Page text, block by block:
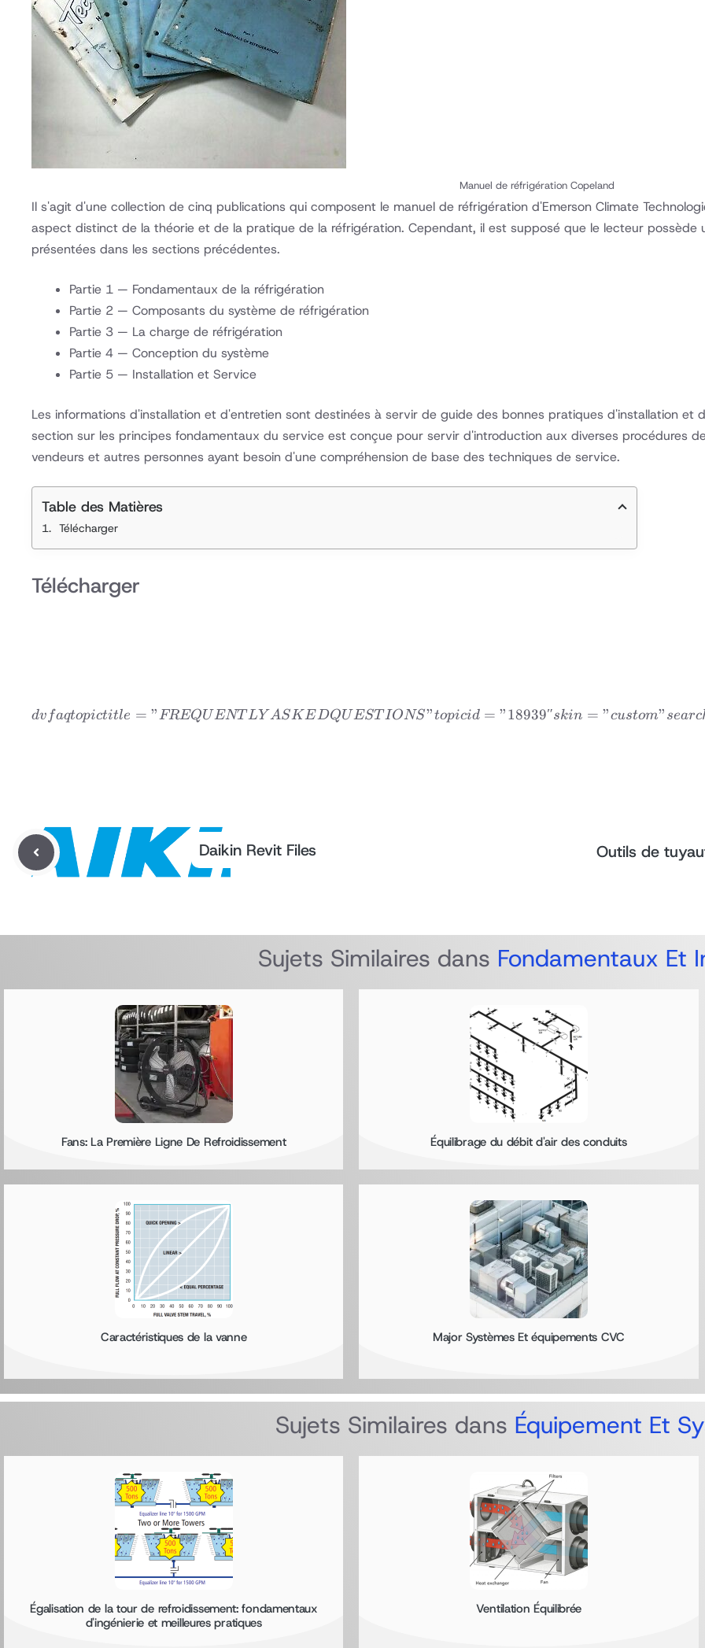
Manuel de réfrigération Copeland
Il s'agit d'une collection de cinq publications qui composent le manuel de réfrigération d'Emerson Climate
aspect distinct de la théorie et de la pratique de la réfrigération. Cependant, il est supposé que le lecteur possède
présentées dans les sections précédentes.
Partie 1 — Fondamentaux de la réfrigération
Partie 2 — Composants du système de réfrigération
Partie 3 — La charge de réfrigération
Partie 4 — Conception du système
Partie 5 — Installation et Service
Les informations d'installation et d'entretien sont destinées à servir de guide des bonnes pratiques d'installation et
section sur les principes fondamentaux du service est conçue pour servir d'introduction aux diverses procédures
vendeurs et autres personnes ayant besoin d'une compréhension de base des techniques de service.
Table des Matières
Télécharger
Télécharger
dvfaqtopic
dv faqtopictitle = ”FREQUENT LY ASKEDQUESTIONS”topicid = ”18939″skin = ”custom” searc
Daikin Revit Files Outils de
Sujets Similaires dans Fondamentaux Et
Fans: La Première Ligne De Refroidissement Équilibrage du débit d'air des conduits
Caractéristiques de la vanne Major Systèmes Et équipements CVC
Sujets Similaires dans Équipement Et
Égalisation de la tour de refroidissement: fondamentaux
d'ingénierie et meilleures pratiques
Ventilation Équilibrée